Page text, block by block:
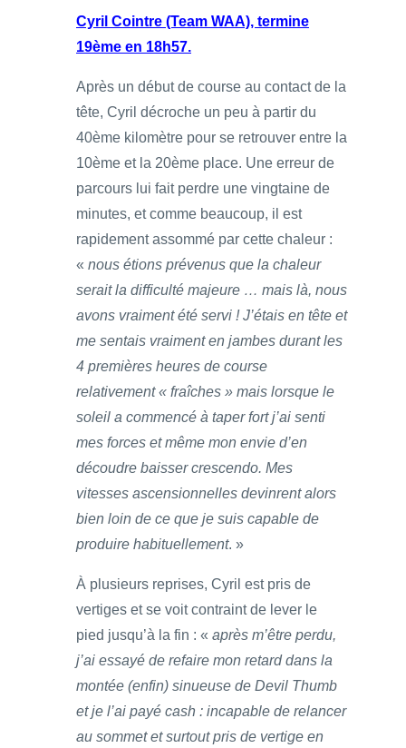
Cyril Cointre (Team WAA), termine
19ème en 18h57.
Après un début de course au contact de la
tête, Cyril décroche un peu à partir du
40ème kilomètre pour se retrouver entre la
10ème et la 20ème place. Une erreur de
parcours lui fait perdre une vingtaine de
minutes, et comme beaucoup, il est
rapidement assommé par cette chaleur :
« nous étions prévenus que la chaleur
serait la difficulté majeure … mais là, nous
avons vraiment été servi ! J’étais en tête et
me sentais vraiment en jambes durant les
4 premières heures de course
relativement « fraîches » mais lorsque le
soleil a commencé à taper fort j’ai senti
mes forces et même mon envie d’en
découdre baisser crescendo. Mes
vitesses ascensionnelles devinrent alors
bien loin de ce que je suis capable de
produire habituellement. »
À plusieurs reprises, Cyril est pris de
vertiges et se voit contraint de lever le
pied jusqu’à la fin : « après m’être perdu,
j’ai essayé de refaire mon retard dans la
montée (enfin) sinueuse de Devil Thumb
et je l’ai payé cash : incapable de relancer
au sommet et surtout pris de vertige en